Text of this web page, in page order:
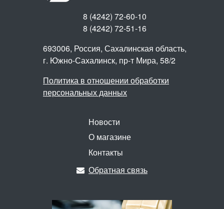
8 (4242) 72-60-10
8 (4242) 72-51-16
693006, Россия, Сахалинская область,
г. Южно-Сахалинск, пр-т Мира, 58/2
Политика в отношении обработки
персональных данных
Новости
О магазине
Контакты
Обратная связь